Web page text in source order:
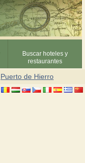
Buscar hoteles y
restaurantes
Puerto de Hierro